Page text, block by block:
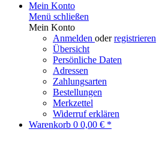
Mein Konto
Menü schließen
Mein Konto
Anmelden oderregistrieren
Übersicht
Persönliche Daten
Adressen
Zahlungsarten
Bestellungen
Merkzettel
Widerruf erklären
Warenkorb 0 0,00 € *